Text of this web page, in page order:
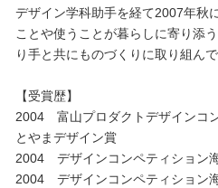
デザイン学科助手を経て2007年秋
ことや使うことが暮らしに寄り添
り手と共にものづくりに取り組んで
【受賞歴】
2004 富山プロダクトデザインコ
とやまデザイン賞
2004 デザインコンペティション
2004 デザインコンペティション